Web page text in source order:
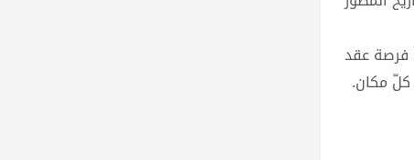
فرصة عقد
كلّ مكان.